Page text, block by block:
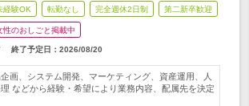
経験OK 転勤なし 完全週休2日制 第二新卒歓迎
性のおしごと掲載中
終了予定日： 2026/08/20
画、システム開発、マーケティング、資産運用、人
などから経験・希望により業務内容、配属先を決定